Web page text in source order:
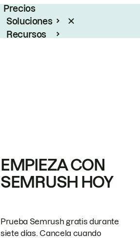
Precios
Soluciones
Recursos
EMPIEZA CON
SEMRUSH HOY
Prueba Semrush gratis durante
siete días. Cancela cuando